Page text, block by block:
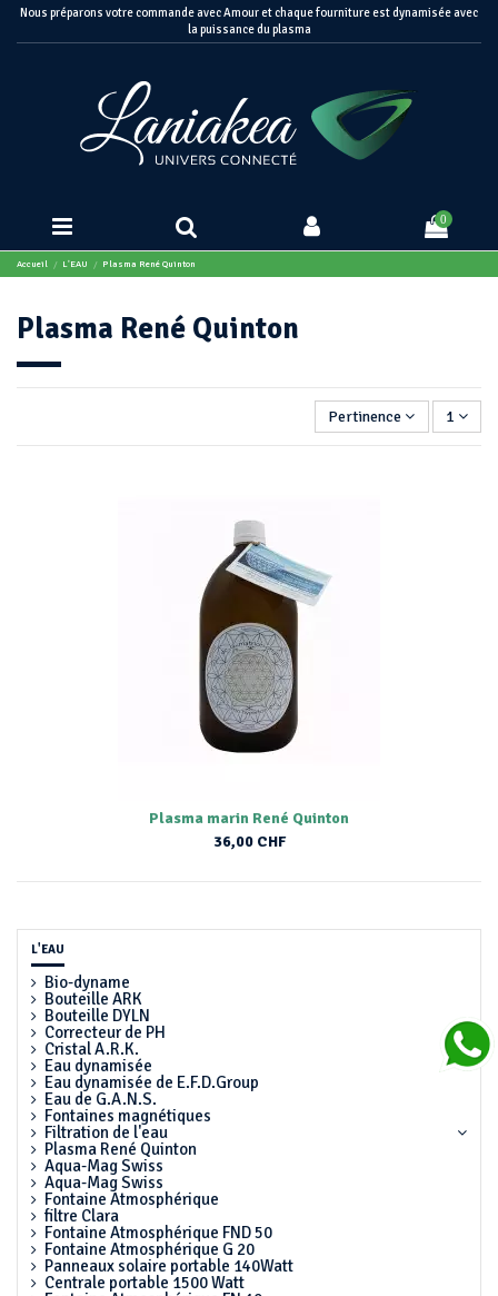
Nous préparons votre commande avec Amour et chaque fourniture est dynamisée avec
la puissance du plasma
0
Accueil L'EAU Plasma René Quinton
Plasma René Quinton
Pertinence 1
Plasma marin René Quinton
36,00 CHF
L'EAU
Bio-dyname
Bouteille ARK
Bouteille DYLN
Correcteur de PH
Cristal A.R.K.
Eau dynamisée
Eau dynamisée de E.F.D.Group
Eau de G.A.N.S.
Fontaines magnétiques
Filtration de l'eau
Plasma René Quinton
Aqua-Mag Swiss
Aqua-Mag Swiss
Fontaine Atmosphérique
filtre Clara
Fontaine Atmosphérique FND 50
Fontaine Atmosphérique G 20
Panneaux solaire portable 140Watt
Centrale portable 1500 Watt